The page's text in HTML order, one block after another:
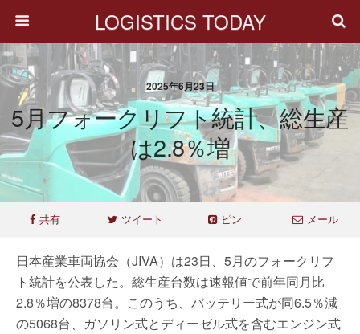
LOGISTICS TODAY
2025年6月23日
5月フォークリフト統計、総生産
は2.8％増
共有 ツイート ピン メール
日本産業車両協会（JIVA）は23日、5月のフォークリフ
ト統計を公表した。総生産台数は速報値で前年同月比
2.8％増の8378台。このうち、バッテリー式が同6.5％減
の5068台、ガソリン式とディーゼル式を含むエンジン式